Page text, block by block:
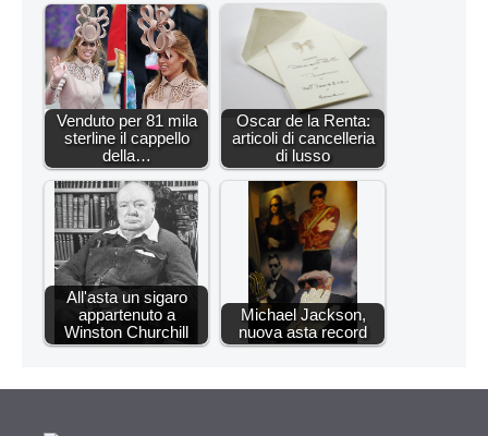
Venduto per 81 mila
sterline il cappello
della…
Oscar de la Renta:
articoli di cancelleria
di lusso
All'asta un sigaro
appartenuto a
Winston Churchill
Michael Jackson,
nuova asta record